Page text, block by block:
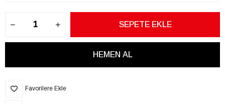
Favorilere Ekle